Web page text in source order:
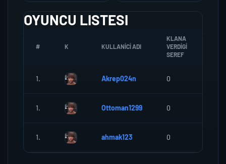
OYUNCU LISTESI
# K KULLANICI ADI
KLANA
VERDIGI
SEREF
1. Akrep024n 0
1. Ottoman1299 0
1. ahmak123 0